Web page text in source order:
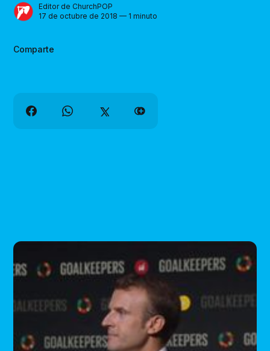
Editor de ChurchPOP
17 de octubre de 2018 — 1 minuto
Comparte